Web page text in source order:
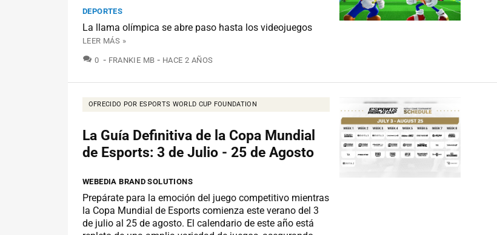
DEPORTES
La llama olímpica se abre paso hasta los videojuegos
LEER MÁS »
0 COMENTARIOS
FRANKIE MB HACE 2 AÑOS
OFRECIDO POR ESPORTS WORLD CUP FOUNDATION
La Guía Definitiva de la Copa Mundial
de Esports: 3 de Julio - 25 de Agosto
WEBEDIA BRAND SOLUTIONS
Prepárate para la emoción del juego competitivo mientras
la Copa Mundial de Esports comienza este verano del 3
de julio al 25 de agosto. El calendario de este año está